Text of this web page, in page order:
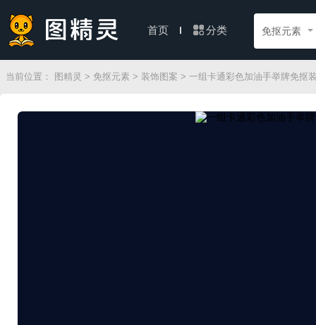
首页 分类 免抠元素
当前位置： 图精灵 > 免抠元素 > 装饰图案 > 一组卡通彩色加油手举牌免抠